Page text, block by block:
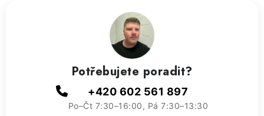
Potřebujete poradit?
+420 602 561 897
Po–Čt 7:30–16:00, Pá 7:30–13:30